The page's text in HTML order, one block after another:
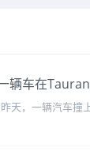
辆车在
天，一辆汽车撞